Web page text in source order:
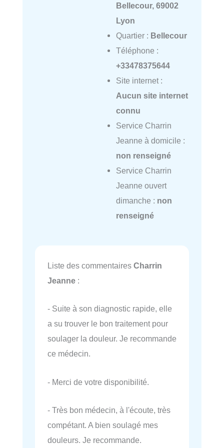
Bellecour, 69002
Lyon
Quartier : Bellecour
Téléphone :
+33478375644
Site internet :
Aucun site internet
connu
Service Charrin
Jeanne à domicile :
non renseigné
Service Charrin
Jeanne ouvert
dimanche : non
renseigné
Liste des commentaires Charrin
Jeanne :
- Suite à son diagnostic rapide, elle
a su trouver le bon traitement pour
soulager la douleur. Je recommande
ce médecin.
- Merci de votre disponibilité.
- Très bon médecin, à l'écoute, très
compétant. A bien soulagé mes
douleurs. Je recommande.